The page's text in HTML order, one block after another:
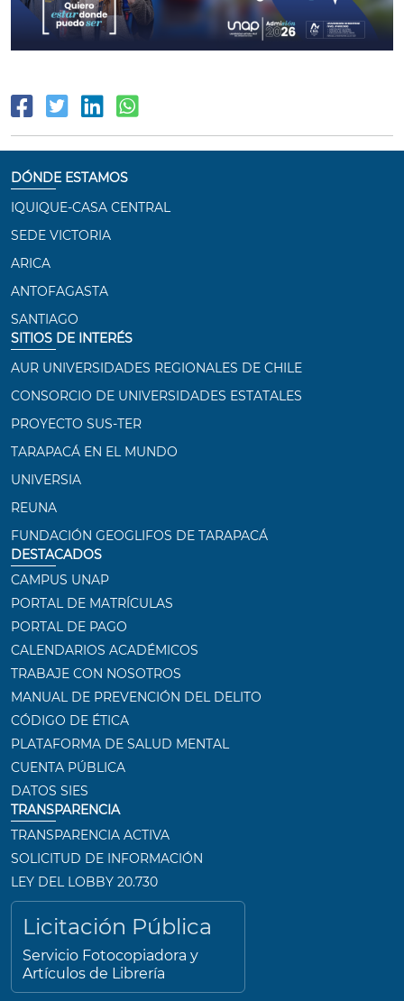
DÓNDE ESTAMOS
IQUIQUE-CASA CENTRAL
SEDE VICTORIA
ARICA
ANTOFAGASTA
SANTIAGO
SITIOS DE INTERÉS
AUR UNIVERSIDADES REGIONALES DE CHILE
CONSORCIO DE UNIVERSIDADES ESTATALES
PROYECTO SUS-TER
TARAPACÁ EN EL MUNDO
UNIVERSIA
REUNA
FUNDACIÓN GEOGLIFOS DE TARAPACÁ
DESTACADOS
CAMPUS UNAP
PORTAL DE MATRÍCULAS
PORTAL DE PAGO
CALENDARIOS ACADÉMICOS
TRABAJE CON NOSOTROS
MANUAL DE PREVENCIÓN DEL DELITO
CÓDIGO DE ÉTICA
PLATAFORMA DE SALUD MENTAL
CUENTA PÚBLICA
DATOS SIES
TRANSPARENCIA
TRANSPARENCIA ACTIVA
SOLICITUD DE INFORMACIÓN
LEY DEL LOBBY 20.730
Licitación Pública
Servicio Fotocopiadora y
Artículos de Librería